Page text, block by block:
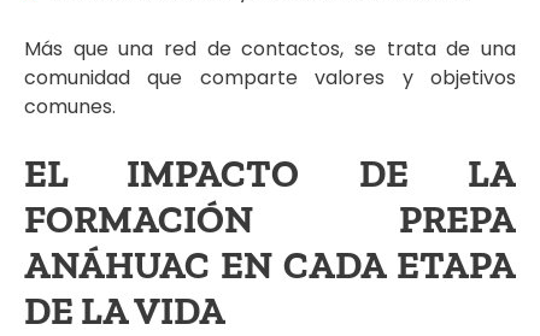
Más que una red de contactos, se trata de una
comunidad que comparte valores y objetivos
comunes.
EL IMPACTO DE LA
FORMACIÓN PREPA
ANÁHUAC EN CADA ETAPA
DE LA VIDA